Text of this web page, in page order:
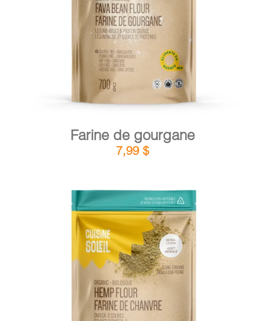
AJOUTER AU PANIER /
Farine de gourgane
7,99 $
AJOUTER AU PANIER